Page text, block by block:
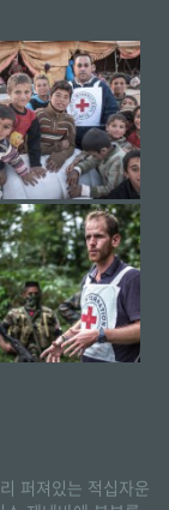
퍼져있는 적십자운